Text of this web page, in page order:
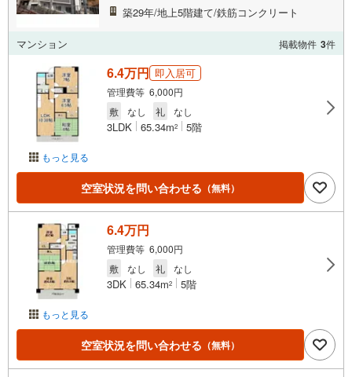
築29年/地上5階建て/鉄筋コンクリート
マンション 掲載物件 3件
もっと見る
6.4万円 即入居可
管理費等 6,000円
敷
なし 礼 なし
3LDK 65.34m2 5階
空室状況を問い合わせる （無料）
もっと見る
6.4万円
管理費等 6,000円
敷
なし 礼 なし
3DK 65.34m2 5階
空室状況を問い合わせる （無料）